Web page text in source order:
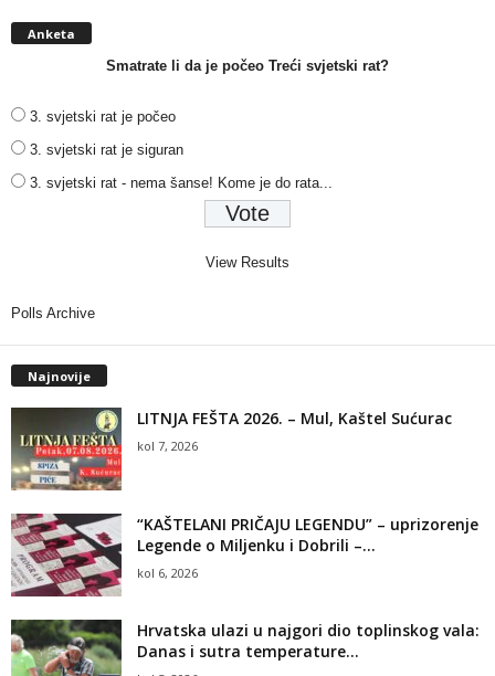
Anketa
Smatrate li da je počeo Treći svjetski rat?
3. svjetski rat je počeo
3. svjetski rat je siguran
3. svjetski rat - nema šanse! Kome je do rata...
View Results
Polls Archive
Najnovije
LITNJA FEŠTA 2026. – Mul, Kaštel Sućurac
kol 7, 2026
“KAŠTELANI PRIČAJU LEGENDU” – uprizorenje
Legende o Miljenku i Dobrili –...
kol 6, 2026
Hrvatska ulazi u najgori dio toplinskog vala:
Danas i sutra temperature...